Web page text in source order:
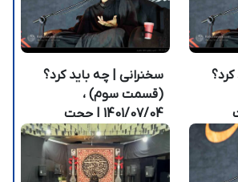
سخنرانی | چه باید کرد؟
(قسمت سوم) ،
1401/07/04 | حجت
الاسلام انجوی نژاد